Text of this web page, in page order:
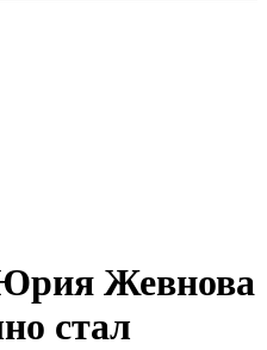
Жевнова
стал